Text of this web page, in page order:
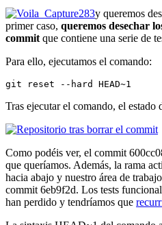
y queremos
primer caso, queremos desechar
commit que contiene una serie de
Para ello, ejecutamos el comando:
git reset --hard HEAD~1
Tras ejecutar el comando, el estado
Como podéis ver, el commit
que queríamos. Además, la rama
hacia abajo y nuestro área de
commit 6eb9f2d. Los tests
han perdido y tendríamos que